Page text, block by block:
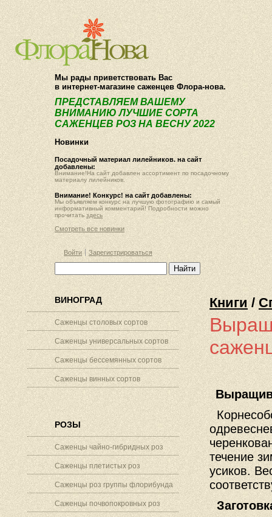
О компании Как купить
Мы рады приветствовать Вас
в интернет-магазине саженцев Флора-нова.
ПРЕДСТАВЛЯЕМ ВАШЕМУ
ВНИМАНИЮ ЛУЧШИЕ СОРТА
САЖЕНЦЕВ РОЗ НА ВЕСНУ 2022
Новинки
Посадочный материал лилейников. на сайт
добавлены:
Внимание!На сайт добавлен ассортимент по посадочному
материалу лилейников.
Внимание! Конкурс! на сайт добавлены:
Мы объявляем конкурс на лучшую фотографию и самый
информативный комментарий! Подробности можно
прочитать здесь
Смотреть все новинки
Войти Зарегистрироваться
ВИНОГРАД
Саженцы столовых сортов
Саженцы универсальных сортов
Саженцы бессемянных сортов
Саженцы винных сортов
РОЗЫ
Саженцы чайно-гибридных роз
Саженцы плетистых роз
Саженцы роз группы флорибунда
Саженцы почвопокровных роз
Книги/
течение
усиков.